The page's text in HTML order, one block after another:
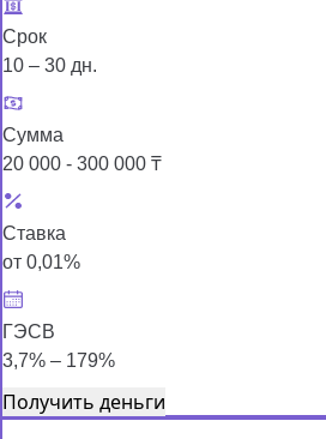
Срок
10 – 30 дн.
Сумма
20 000 - 300 000 ₸
Ставка
от 0,01%
ГЭСВ
3,7% – 179%
Получить деньги